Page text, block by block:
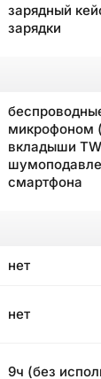
зарядный
зарядки
микрофоном
вкладыши
смартфона
нет
нет
9ч (без